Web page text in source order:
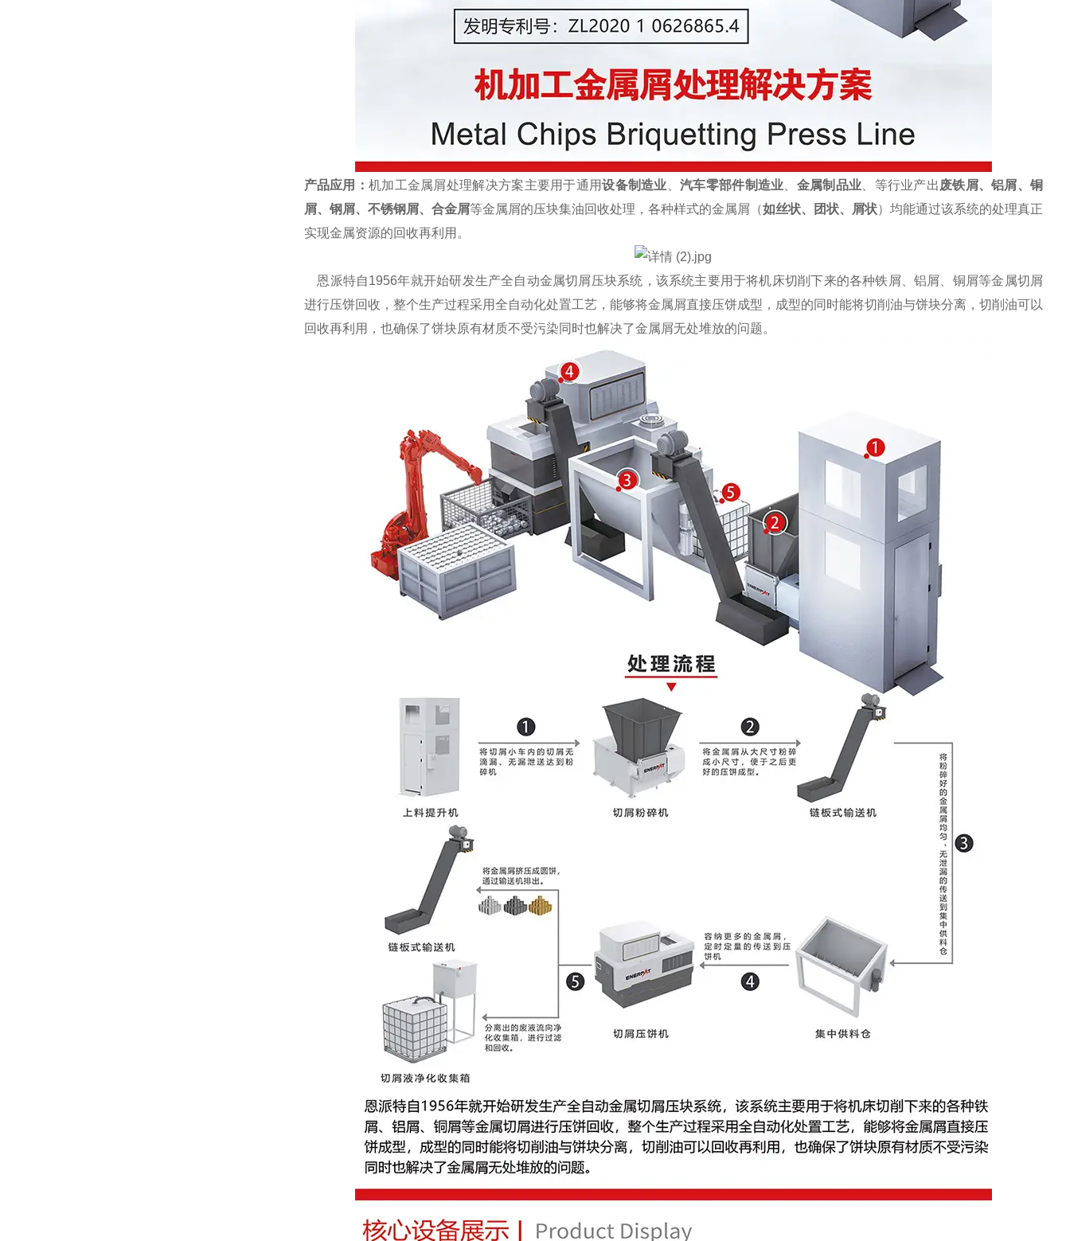
产品应用： 机加工金属屑处理解决方案主要用于通用设备制造业 、汽车零部件制造业 金属制品业 、等行业产出 废铁屑、铝屑、铜
屑、钢屑、不锈钢屑、合金屑等金属屑的压块集油回收处理，各种样式的金属屑（如丝状、团状、屑状）均能通过该系统的处理真正
实现金属资源的回收再利用。
恩派特自1956年就开始研发生产全自动金属切屑压块系统，该系统主要用于将机床切削下来的各种铁屑、铝屑、铜屑等金属切屑
进行压饼回收，整个生产过程采用全自动化处置工艺，能够将金属屑直接压饼成型，成型的同时能将切削油与饼块分离，切削油可以
回收再利用，也确保了饼块原有材质不受污染同时也解决了金属屑无处堆放的问题。